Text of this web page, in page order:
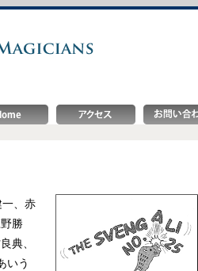
、赤
勝
典、
いう